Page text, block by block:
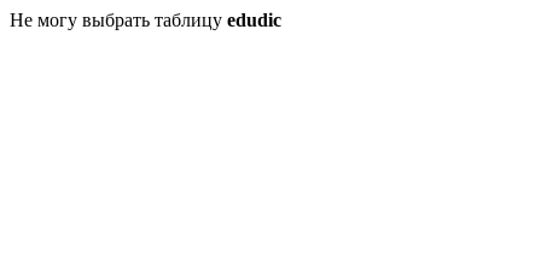
Не могу выбрать таблицу edudic